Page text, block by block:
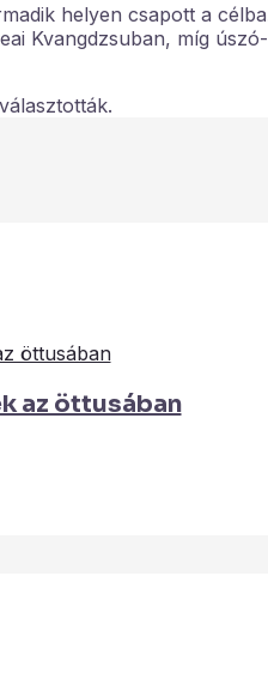
helyen csapott a
Kvangdzsuban, míg
az öttusában